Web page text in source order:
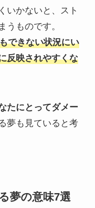
いかないと、スト
うものです。
できない状況にい
反映されやすくな
たにとってダメー
夢も見ていると考
夢の意味7選